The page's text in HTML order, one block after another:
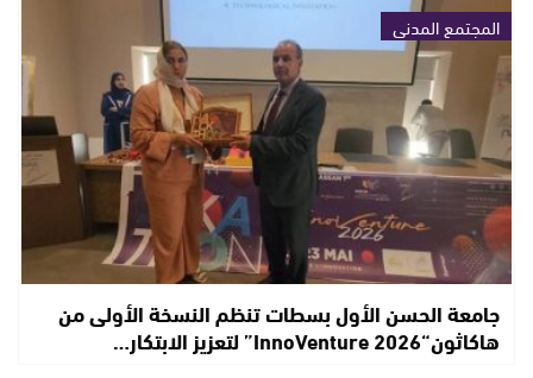
المجتمع المدني
جامعة الحسن الأول بسطات تنظم النسخة الأولى من
هاكاثون“InnoVenture 2026” لتعزيز الابتكار…